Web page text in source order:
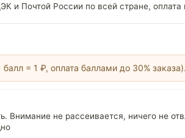
и Почтой России по всей стране, оплата
балл = 1 ₽, оплата баллами до 30%
Внимание не рассеивается, ничего не